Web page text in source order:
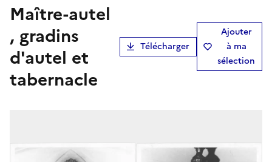
maître-autel
, gradins
d'autel et
tabernacle
Télécharger
Ajouter
à ma
sélection